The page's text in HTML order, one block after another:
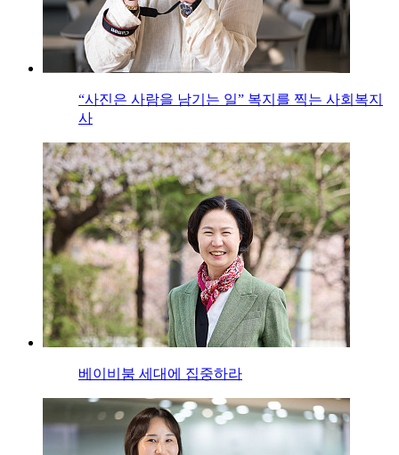
“사진은 사람을 남기는 일” 복지를 찍는 사회복지
사
베이비붐 세대에 집중하라